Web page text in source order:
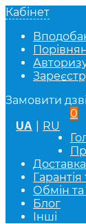
Кабінет
Замовити
UA RU
0
Гарантія
Обмін
Блог
Інші